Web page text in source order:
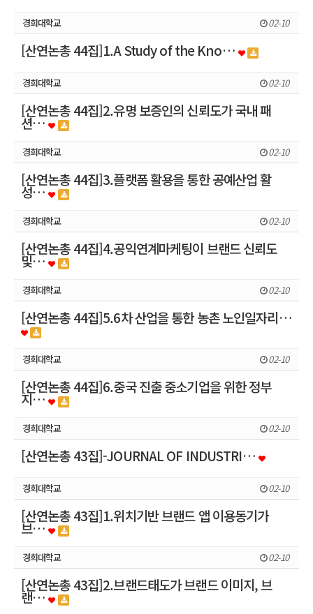
경희대학교 02-10
[산연논총 44집]1.A Study of the Kno…
경희대학교 02-10
[산연논총 44집]2.유명 보증인의 신뢰도가 국내 패
션…
경희대학교 02-10
[산연논총 44집]3.플랫폼 활용을 통한 공예산업 활
성…
경희대학교 02-10
[산연논총 44집]4.공익연계마케팅이 브랜드 신뢰도
및…
경희대학교 02-10
[산연논총 44집]5.6차 산업을 통한 농촌 노인일자리…
경희대학교 02-10
[산연논총 44집]6.중국 진출 중소기업을 위한 정부
지…
경희대학교 02-10
[산연논총 43집]-JOURNAL OF INDUSTRI…
경희대학교 02-10
[산연논총 43집]1.위치기반 브랜드 앱 이용동기가
브…
경희대학교 02-10
[산연논총 43집]2.브랜드태도가 브랜드 이미지, 브
랜…